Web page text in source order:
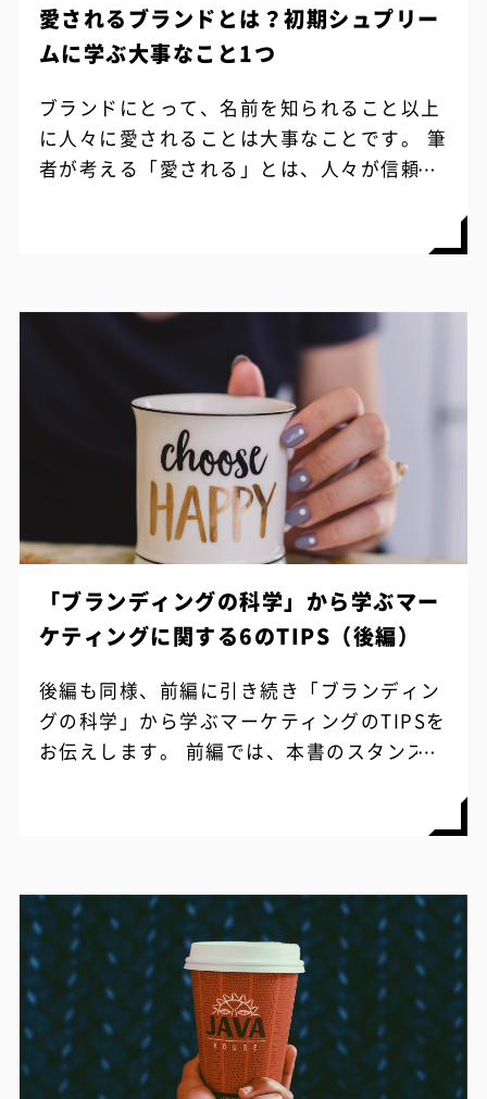
愛されるブランドとは？初期シュプリー
ムに学ぶ大事なこと1つ
ブランドにとって、名前を知られること以上
に人々に愛されることは大事なことです。 筆
者が考える「愛される」とは、人々が信頼や
「ブランディングの科学」から学ぶマー
ケティングに関する6のTIPS（後編）
後編も同様、前編に引き続き「ブランディン
グの科学」から学ぶマーケティングのTIPSを
お伝えします。 前編では、本書のスタンスの